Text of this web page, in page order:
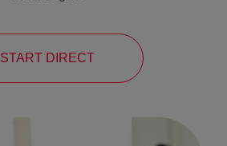
START DIRECT